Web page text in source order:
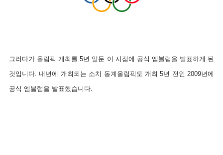
그러다가 올림픽 개최를 5년 앞둔 이 시점에 공식 엠블럼을 발표하게 된
것입니다. 내년에 개최되는 소치 동계올림픽도 개최 5년 전인 2009년에
공식 엠블럼을 발표했습니다.